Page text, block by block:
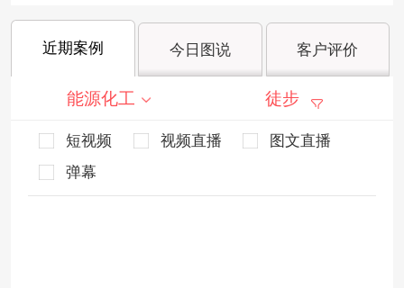
近期案例 今日图说 客户评价
能源化工 徒步
短视频 视频直播
图文直播
弹幕